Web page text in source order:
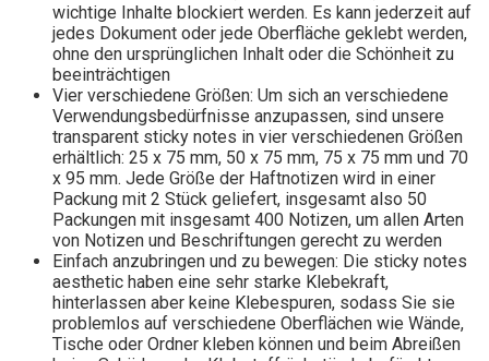
wichtige Inhalte blockiert werden. Es kann jederzeit auf
jedes Dokument oder jede Oberfläche geklebt werden,
ohne den ursprünglichen Inhalt oder die Schönheit zu
beeinträchtigen
Vier verschiedene Größen: Um sich an verschiedene
Verwendungsbedürfnisse anzupassen, sind unsere
transparent sticky notes in vier verschiedenen Größen
erhältlich: 25 x 75 mm, 50 x 75 mm, 75 x 75 mm und 70
x 95 mm. Jede Größe der Haftnotizen wird in einer
Packung mit 2 Stück geliefert, insgesamt also 50
Packungen mit insgesamt 400 Notizen, um allen Arten
von Notizen und Beschriftungen gerecht zu werden
Einfach anzubringen und zu bewegen: Die sticky notes
aesthetic haben eine sehr starke Klebekraft,
hinterlassen aber keine Klebespuren, sodass Sie sie
problemlos auf verschiedene Oberflächen wie Wände,
Tische oder Ordner kleben können und beim Abreißen